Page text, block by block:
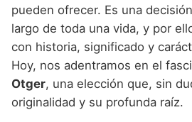
Nombres de niño que
Nombres de niño que
Nombres de niño que
Nombres de niño que
Nombres de Niño
Nombres de Niño
Nombres de Niño
Nombres de Niño
Nombres de Niño
Nombres de Niño
Nombres de Niño
Nombres de Niño
Nombres de Niño
Nombres de Niño
Nombres de Niño
Nombres de Niño
pueden ofrecer. Es una
largo de toda una vida, y por
con historia, significado y
Hoy, nos adentramos en el
Otger, una elección que, sin
originalidad y su profunda raíz.